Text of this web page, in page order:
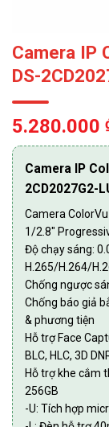
Camera IP
DS-
5.280.000
Camera IP
2CD2027G2-
Camera
1/2.8″
Độ chạy sáng:
H.265/H.264/
Chống ngược
Chống báo giả
& phương tiện
Hỗ trợ Face
BLC, HLC, 3D
Hỗ trợ khe cắm
256GB
-U: Tích hợp